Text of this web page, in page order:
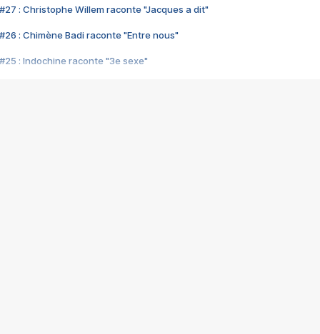
#27 : Christophe Willem raconte "Jacques a dit"
#26 : Chimène Badi raconte "Entre nous"
#25 : Indochine raconte "3e sexe"